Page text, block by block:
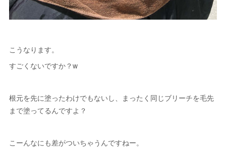
こうなります。
すごくないですか？w
根元を先に塗ったわけでもないし、まったく同じブリーチを毛先
まで塗ってるんですよ？
こーんなにも差がついちゃうんですねー。